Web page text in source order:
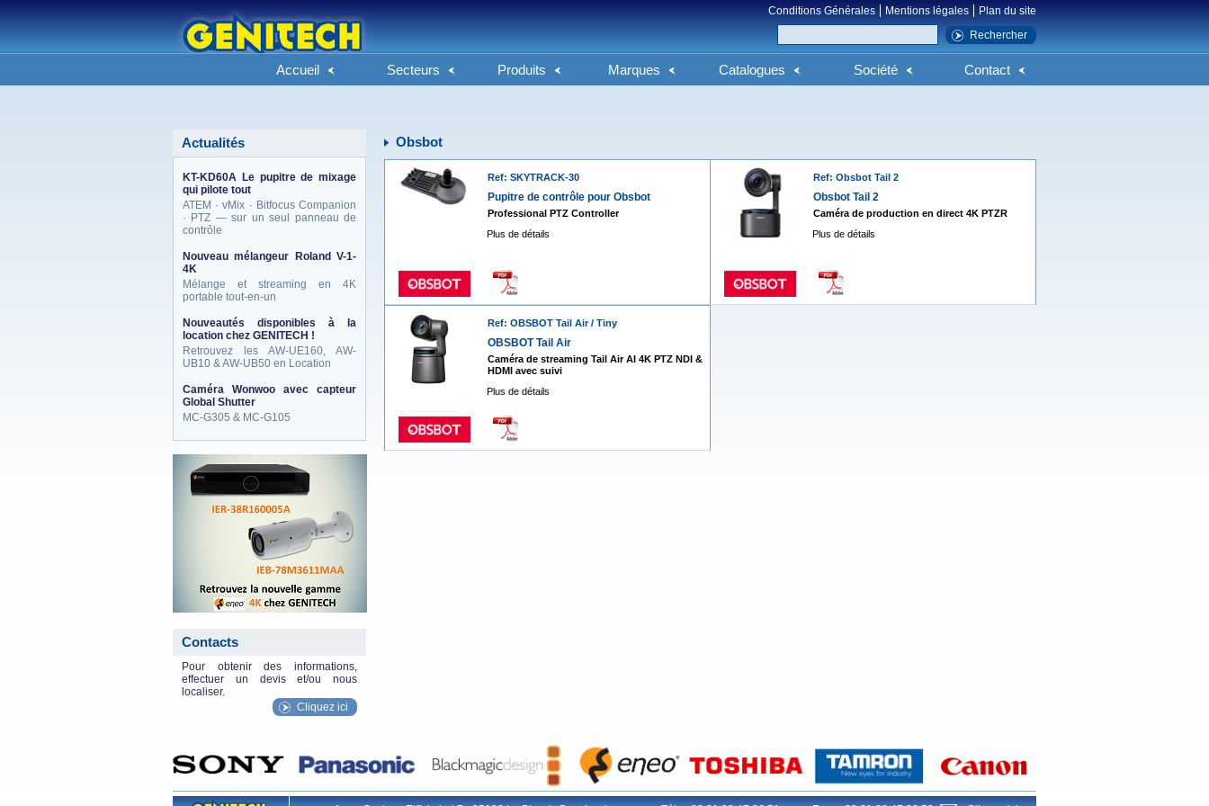
Conditions Générales Mentions légales Plan du site
Accueil Secteurs Produits Marques Catalogues Société Contact
Actualités
KT-KD60A Le pupitre de mixage
qui pilote tout
ATEM · vMix · Bitfocus Companion
· PTZ — sur un seul panneau de
contrôle
Nouveau mélangeur Roland V-1-
4K
Mélange et streaming en 4K
portable tout-en-un
Nouveautés disponibles à la
location chez GENITECH !
Retrouvez les AW-UE160, AW-
UB10 & AW-UB50 en Location
Caméra Wonwoo avec capteur
Global Shutter
MC-G305 & MC-G105
Contacts
Pour obtenir des informations,
effectuer un devis et/ou nous
localiser.
Cliquez ici
Obsbot
Ref: SKYTRACK-30
Pupitre de contrôle pour Obsbot
Professional PTZ Controller
Plus de détails
Ref: Obsbot Tail 2
Obsbot Tail 2
Caméra de production en direct 4K PTZR
Plus de détails
Ref: OBSBOT Tail Air / Tiny
OBSBOT Tail Air
Caméra de streaming Tail Air AI 4K PTZ NDI &
HDMI avec suivi
Plus de détails